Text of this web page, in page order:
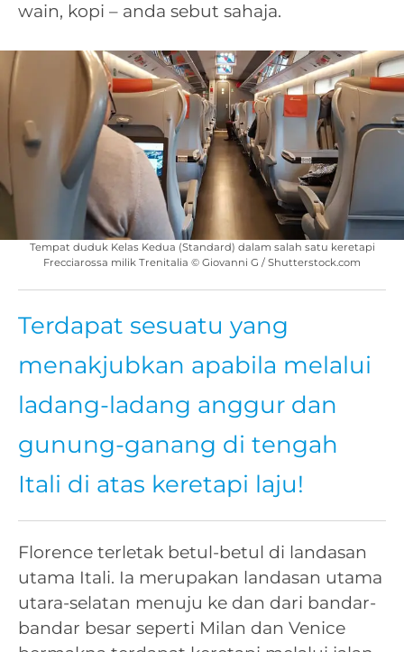
wain, kopi – anda sebut sahaja.
Tempat duduk Kelas Kedua (Standard) dalam salah satu keretapi
Frecciarossa milik Trenitalia © Giovanni G / Shutterstock.com
Terdapat sesuatu yang
menakjubkan apabila melalui
ladang-ladang anggur dan
gunung-ganang di tengah
Itali di atas keretapi laju!
Florence terletak betul-betul di landasan
utama Itali. Ia merupakan landasan utama
utara-selatan menuju ke dan dari bandar-
bandar besar seperti Milan dan Venice